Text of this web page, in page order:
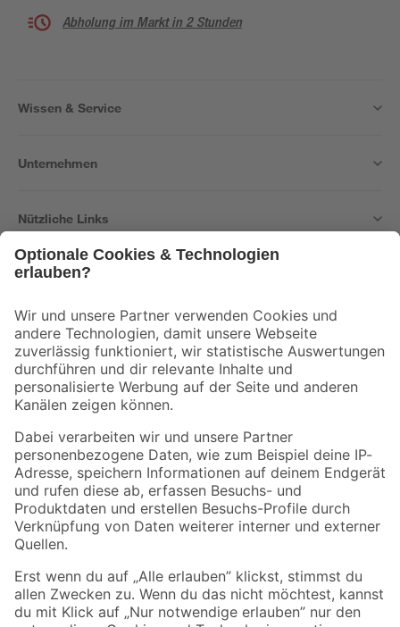
Abholung im Markt in 2 Stunden
Wissen & Service
Unternehmen
Nützliche Links
Der toom Newsletter: Keine Angebote und Aktionen mehr verpassen!
Zur Newsletter Anmeldung
Folge uns
Zahlungsarten Versandarten
Sicher einkaufen
Jetzt die toom-App herunterladen